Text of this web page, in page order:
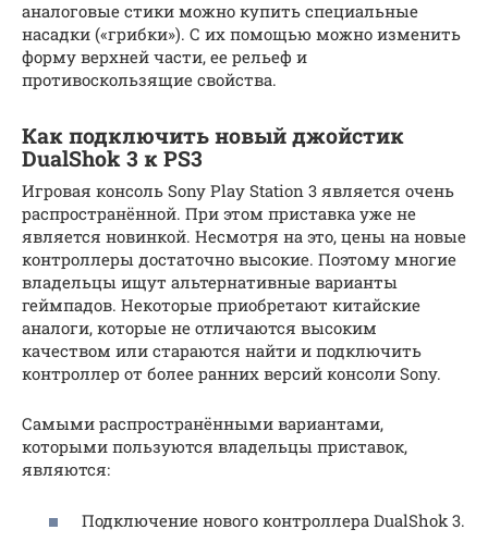
аналоговые стики можно купить специальные
насадки («грибки»). С их помощью можно изменить
форму верхней части, ее рельеф и
противоскользящие свойства.
Как подключить новый джойстик
DualShok 3 к PS3
Игровая консоль Sony Play Station 3 является очень
распространённой. При этом приставка уже не
является новинкой. Несмотря на это, цены на новые
контроллеры достаточно высокие. Поэтому многие
владельцы ищут альтернативные варианты
геймпадов. Некоторые приобретают китайские
аналоги, которые не отличаются высоким
качеством или стараются найти и подключить
контроллер от более ранних версий консоли Sony.
Самыми распространёнными вариантами,
которыми пользуются владельцы приставок,
являются:
Подключение нового контроллера DualShok 3.